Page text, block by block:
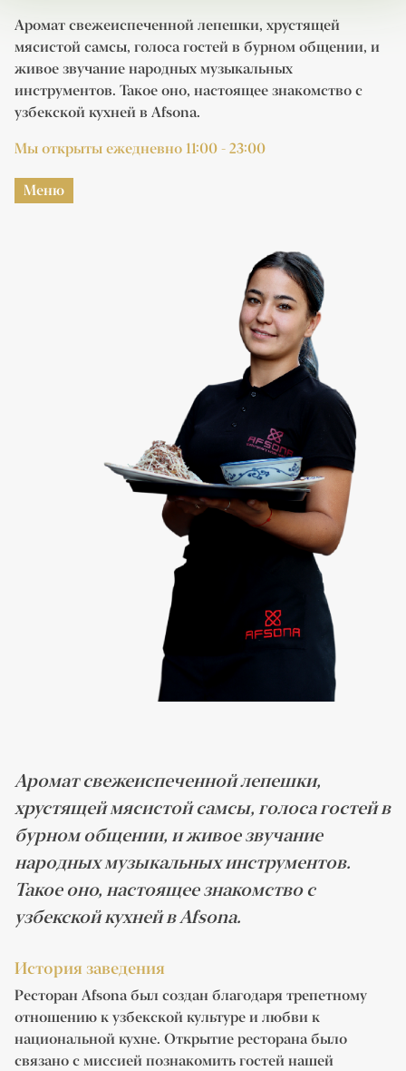
Аромат свежеиспеченной лепешки, хрустящей
мясистой самсы, голоса гостей в бурном общении, и
живое звучание народных музыкальных
инструментов. Такое оно, настоящее знакомство с
узбекской кухней в Afsona.
Мы открыты ежедневно 11:00 - 23:00
Меню
Аромат свежеиспеченной лепешки,
хрустящей мясистой самсы, голоса гостей в
бурном общении, и живое звучание
народных музыкальных инструментов.
Такое оно, настоящее знакомство с
узбекской кухней в Afsona.
История заведения
Ресторан Afsona был создан благодаря трепетному
отношению к узбекской культуре и любви к
национальной кухне. Открытие ресторана было
связано с миссией познакомить гостей нашей